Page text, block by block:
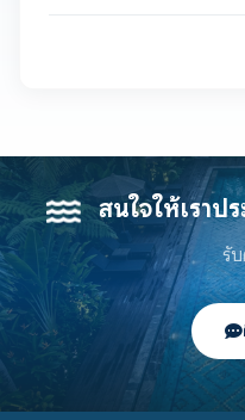
สนใจให้เราป
รั